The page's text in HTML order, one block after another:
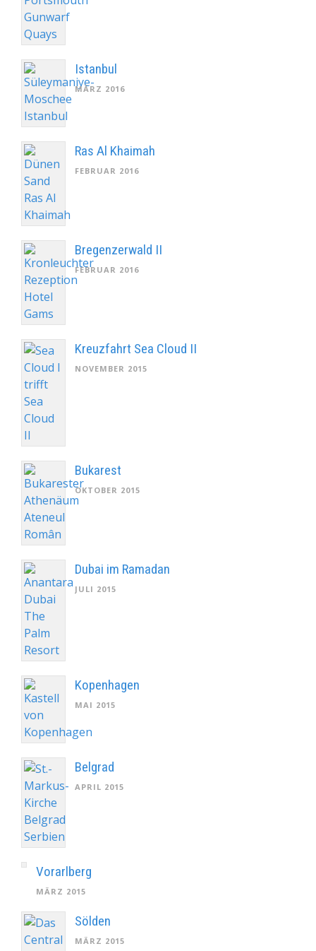
Istanbul
MÄRZ 2016
Ras Al Khaimah
FEBRUAR 2016
Bregenzerwald II
FEBRUAR 2016
Kreuzfahrt Sea Cloud II
NOVEMBER 2015
Bukarest
OKTOBER 2015
Dubai im Ramadan
JULI 2015
Kopenhagen
MAI 2015
Belgrad
APRIL 2015
Vorarlberg
MÄRZ 2015
Sölden
MÄRZ 2015